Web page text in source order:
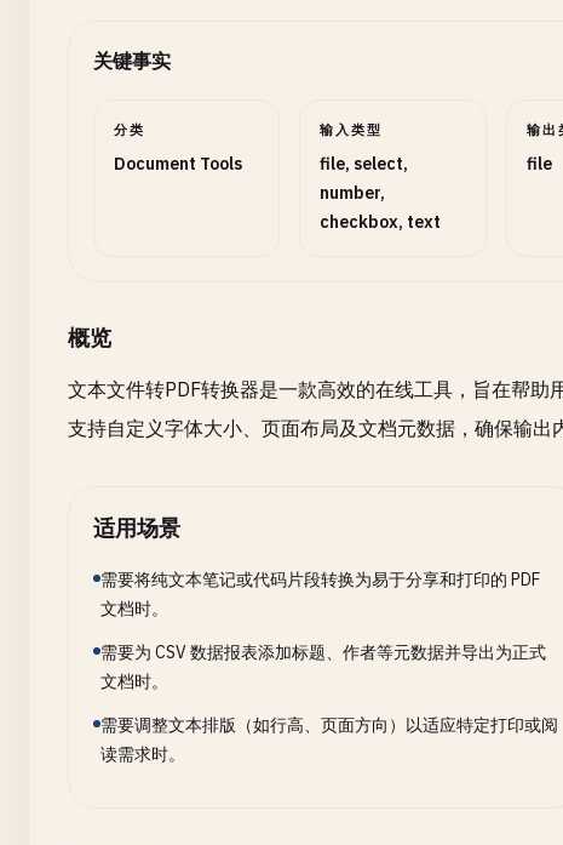
关键事实
分类
Document Tools
输入类型
file, select,
number,
checkbox, text
输出
file
概览
文本文件转PDF转换器是一款高效的在线工具，旨在帮
支持自定义字体大小、页面布局及文档元数据，确保输出
适用场景
需要将纯文本笔记或代码片段转换为易于分享和打印的 PDF
文档时。
需要为 CSV 数据报表添加标题、作者等元数据并导出为正式
文档时。
需要调整文本排版（如行高、页面方向）以适应特定打印或阅
读需求时。